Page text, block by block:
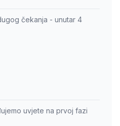
čekanja - unutar 4
uvjete na prvoj fazi